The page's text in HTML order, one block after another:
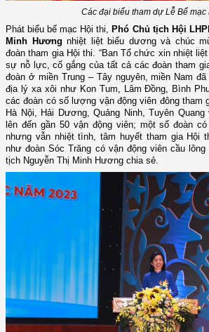
Các đại biểu tham dự Lễ Bế mạc
Phát biểu bế mạc Hội thi,Phó Chủ tịch Hội
Minh Hương nhiệt liệt biểu dương và chúc
đoàn tham gia Hội thi. “Ban Tổ chức xin nhiệt
sự nỗ lực, cố gắng của tất cả các đoàn tham
đoàn ở miền Trung – Tây nguyên, miền Nam
địa lý xa xôi như Kon Tum, Lâm Đồng, Bình
các đoàn có số lượng vận động viên đông tham
Hà Nội, Hải Dương, Quảng Ninh, Tuyên
lên đến gần 50 vận động viên; một số đoàn
nhưng vẫn nhiệt tình, tâm huyết tham gia Hội
như đoàn Sóc Trăng có vận động viên cầu lông
tịch Nguyễn Thị Minh Hương chia sẻ.